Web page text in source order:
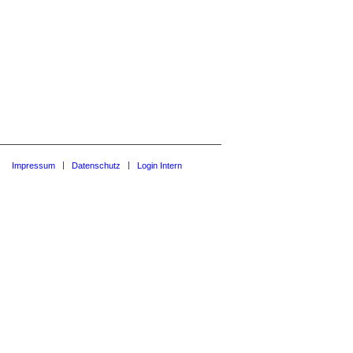
Impressum Datenschutz Login Intern